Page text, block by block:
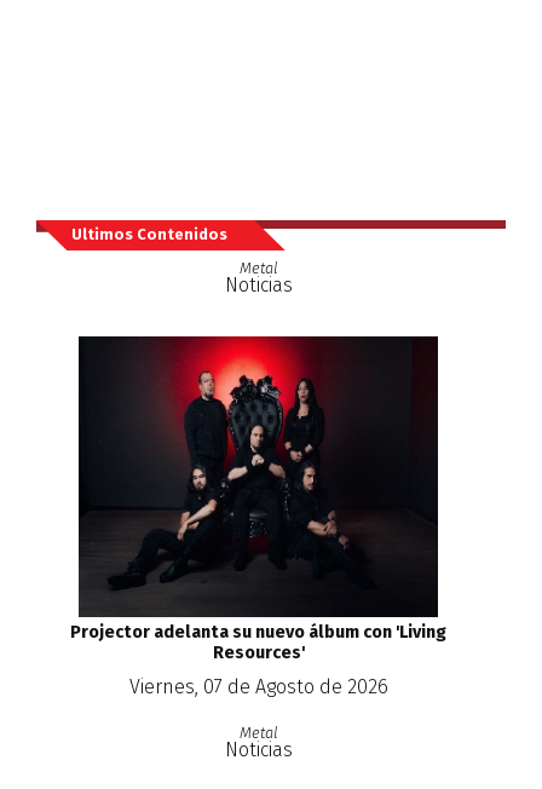
Ultimos Contenidos
Metal
Noticias
Projector adelanta su nuevo álbum con 'Living
Resources'
Viernes, 07 de Agosto de 2026
Metal
Noticias